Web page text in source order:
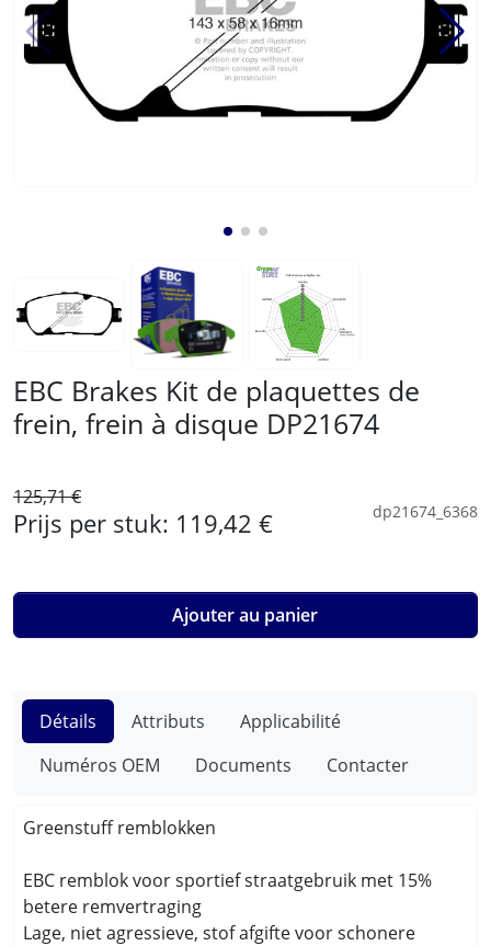
EBC Brakes Kit de plaquettes de
frein, frein à disque DP21674
125,71 €
Prijs per stuk: 119,42 € dp21674_6368
Ajouter au panier
Détails Attributs
Applicabilité
Numéros OEM
Documents Contacter
Greenstuff remblokken
EBC remblok voor sportief straatgebruik met 15%
betere remvertraging
Lage, niet agressieve, stof afgifte voor schonere